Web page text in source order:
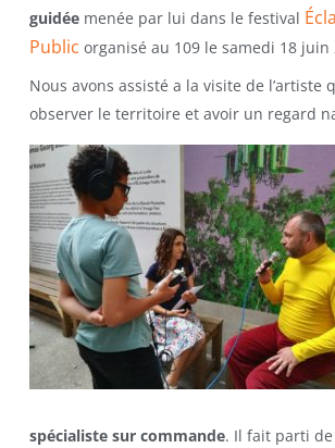
guidée menée par lui dans le festival
Public organisé au 109 le samedi 18 juin
Nous avons assisté a la visite de l’artiste
observer le territoire et avoir un regard
spécialiste sur commande. Il fait parti de